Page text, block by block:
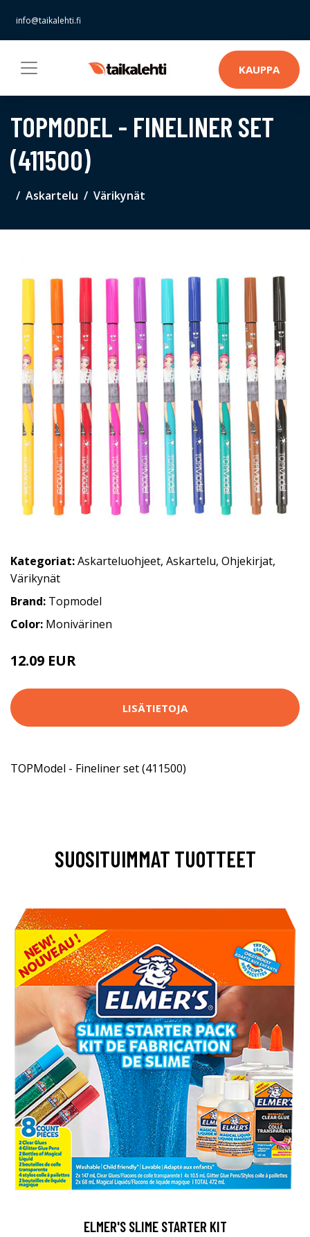
info@taikalehti.fi
KAUPPA
TOPMODEL - FINELINER SET
(411500)
Askartelu Värikynät
Kategoriat:Askarteluohjeet, Askartelu, Ohjekirjat,
Värikynät
Brand: Topmodel
Color: Monivärinen
12.09 EUR
LISÄTIETOJA
TOPModel - Fineliner set (411500)
SUOSITUIMMAT TUOTTEET
ELMER'S SLIME STARTER KIT